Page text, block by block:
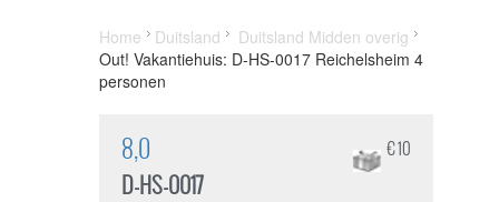
Home Duitsland
Duitsland Midden overig
Out! Vakantiehuis: D-HS-0017 Reichelsheim 4
personen
8,0
D-HS-0017
€ 10